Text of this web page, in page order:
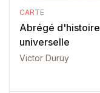
CARTE
Abrégé d'histoire
universelle
Victor Duruy